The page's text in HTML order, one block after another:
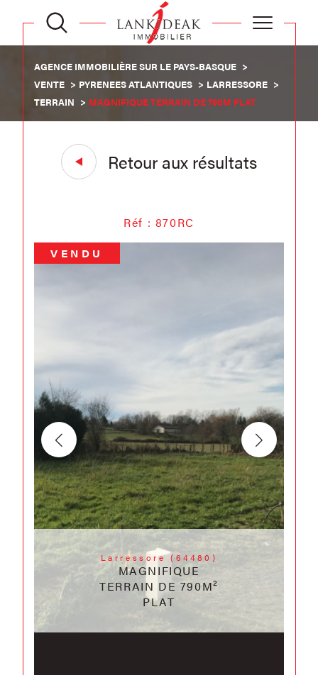
AGENCE IMMOBILIÈRE SUR LE PAYS-BASQUE
VENTE
PYRENEES ATLANTIQUES
LARRESSORE
TERRAIN
MAGNIFIQUE TERRAIN DE 790M PLAT
Retour aux résultats
Réf : 870RC
VENDU
Larressore (64480)
MAGNIFIQUE
TERRAIN DE 790M²
PLAT